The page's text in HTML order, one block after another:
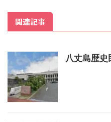
関連記事
八丈島歴